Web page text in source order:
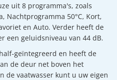
uit 8 programma's, zoals
Nachtprogramma 50°C, Kort,
en Auto. Verder heeft de
een geluidsniveau van 44 dB.
geïntegreerd en heeft de
de deur net boven het
de vaatwasser kunt u uw eigen